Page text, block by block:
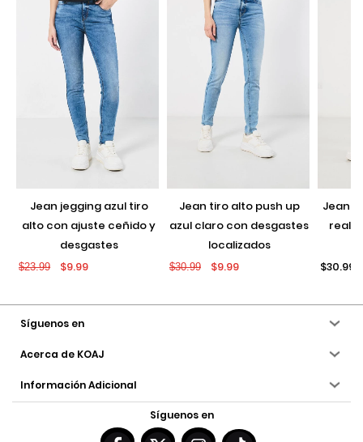
jean jegging azul tiro
alto con ajuste ceñido y
desgastes
$23.99 $9.99
jean tiro alto push up
azul claro con desgastes
localizados
$30.99 $9.99
jean push up negro con
$30.99
Síguenos en
Acerca de KOAJ
Información Adicional
Síguenos en